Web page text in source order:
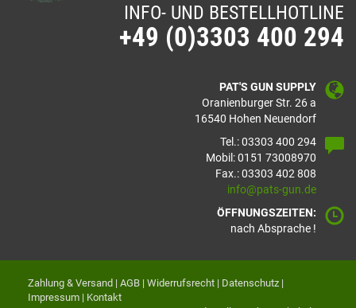
INFO- UND BESTELLHOTLINE
+49 (0)3303 400 294
PAT'S GUN SUPPLY
Oranienburger Str. 26 a
16540 Hohen Neuendorf
Tel.: 03303 400 294
Mobil: 0151 73008970
Fax.: 03303 402 808
info@pats-gun.de
ÖFFNUNGSZEITEN:
nach Absprache !
Zahlung & Versand | AGB | Widerrufsrecht | Datenschutz |
Impressum | Kontakt